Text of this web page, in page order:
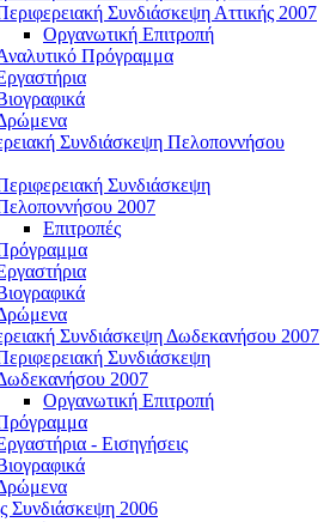
Συνδιάσκεψη Αττικής 2007
Οργανωτική Επιτροπή
Πρόγραμμα
Συνδιάσκεψη Πελοποννήσου
Συνδιάσκεψη
2007
Επιτροπές
Συνδιάσκεψη Δωδεκανήσου 2007
Συνδιάσκεψη
2007
Οργανωτική Επιτροπή
- Εισηγήσεις
Συνδιάσκεψη 2006